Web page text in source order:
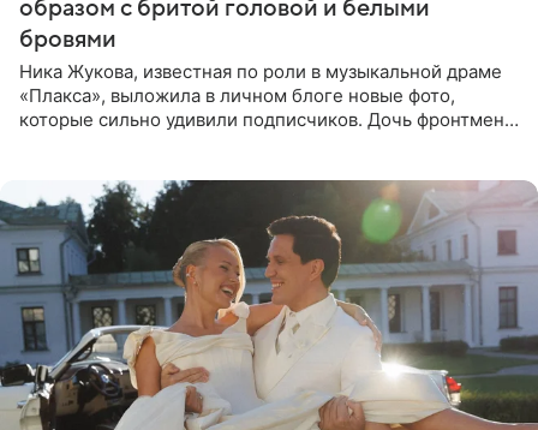
образом с бритой головой и белыми
бровями
Ника Жукова, известная по роли в музыкальной драме
«Плакса», выложила в личном блоге новые фото,
которые сильно удивили подписчиков. Дочь фронтмена